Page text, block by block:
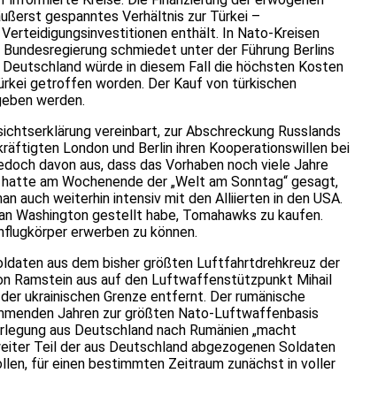
gespanntes Verhältnis zur Türkei –
enthält. In Nato-Kreisen
schmiedet unter der Führung Berlins
würde in diesem Fall die höchsten Kosten
getroffen worden. Der Kauf von türkischen
werden.
vereinbart, zur Abschreckung Russlands
London und Berlin ihren Kooperationswillen bei
davon aus, dass das Vorhaben noch viele Jahre
am Wochenende der „Welt am Sonntag“ gesagt,
auch weiterhin intensiv mit den Alliierten in den USA.
Washington gestellt habe, Tomahawks zu kaufen.
erwerben zu können.
aus dem bisher größten Luftfahrtdrehkreuz der
Ramstein aus auf den Luftwaffenstützpunkt Mihail
ukrainischen Grenze entfernt. Der rumänische
Jahren zur größten Nato-Luftwaffenbasis
aus Deutschland nach Rumänien „macht
Teil der aus Deutschland abgezogenen Soldaten
für einen bestimmten Zeitraum zunächst in voller